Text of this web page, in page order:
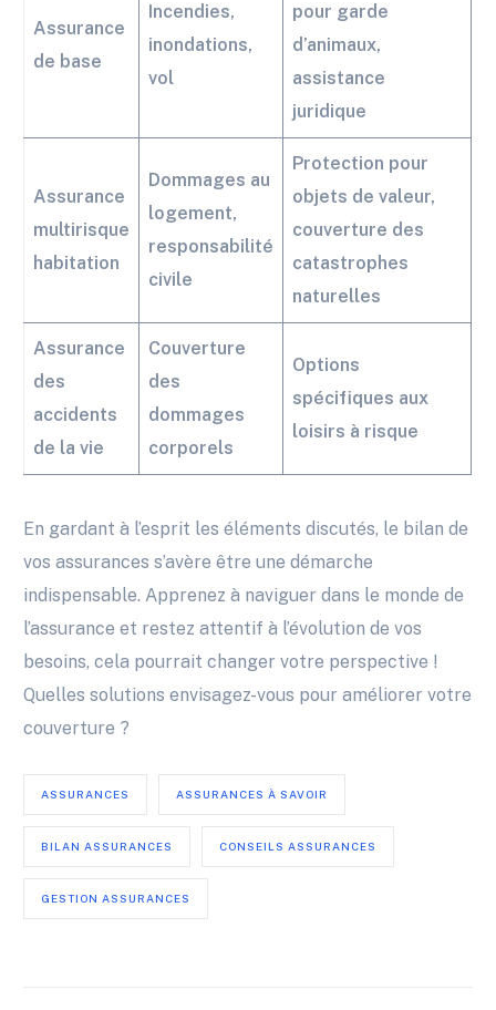
Assurance
de base
Incendies,
inondations,
vol
pour garde
d’animaux,
assistance
juridique
Assurance
multirisque
habitation
Dommages au
logement,
responsabilité
civile
Protection pour
objets de valeur,
couverture des
catastrophes
naturelles
Assurance
des
accidents
de la vie
Couverture
des
dommages
corporels
Options
spécifiques aux
loisirs à risque
En gardant à l’esprit les éléments discutés, le bilan de
vos assurances s’avère être une démarche
indispensable. Apprenez à naviguer dans le monde de
l’assurance et restez attentif à l’évolution de vos
besoins, cela pourrait changer votre perspective !
Quelles solutions envisagez-vous pour améliorer votre
couverture ?
ASSURANCES ASSURANCES À SAVOIR
BILAN ASSURANCES CONSEILS ASSURANCES
GESTION ASSURANCES